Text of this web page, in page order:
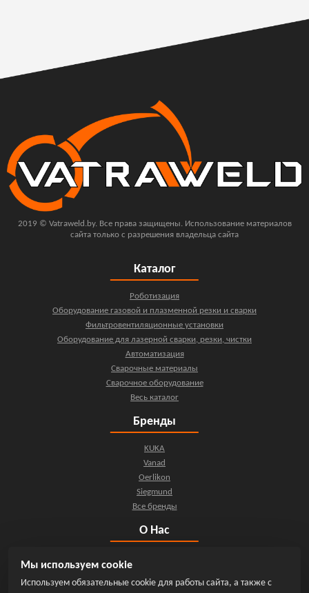
2019 © Vatraweld.by. Все права защищены. Использование материалов
сайта только с разрешения владельца сайта
Каталог
Роботизация
Оборудование газовой и плазменной резки и сварки
Фильтровентиляционные установки
Оборудование для лазерной сварки, резки, чистки
Автоматизация
Сварочные материалы
Сварочное оборудование
Весь каталог
Бренды
KUKA
Vanad
Oerlikon
Siegmund
Все бренды
О Нас
Новости
Мы используем cookie
Используем обязательные cookie для работы сайта, а также с